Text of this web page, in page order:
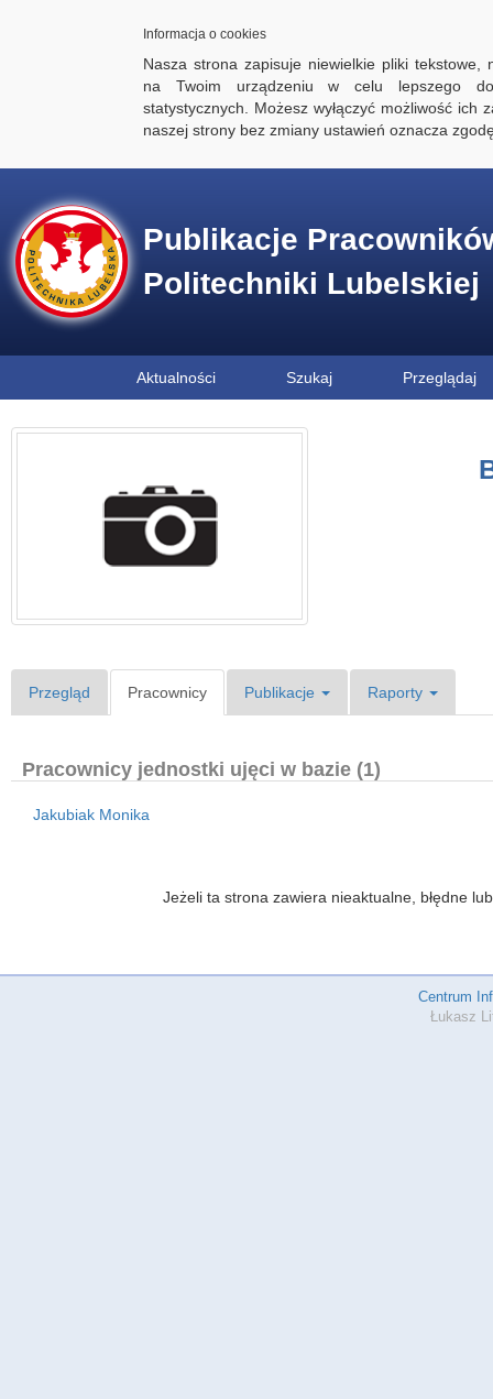
Informacja o cookies
Nasza strona zapisuje niewielkie pliki tekstowe,
na Twoim urządzeniu w celu lepszego
statystycznych. Możesz wyłączyć możliwość ich
naszej strony bez zmiany ustawień oznacza
Publikacje
Politechniki Lubelskiej
Aktualności Szukaj Przeglądaj
Przegląd Pracownicy Publikacje Raporty
Pracownicy jednostki ujęci w bazie (1)
Jakubiak Monika
Jeżeli ta strona zawiera nieaktualne, błędne
Centrum
Łukasz